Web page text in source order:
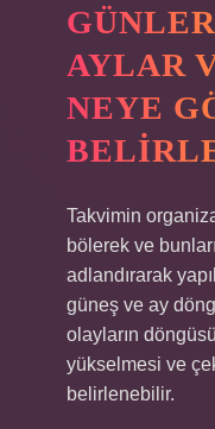
AYLAR
NEYE
Takvimin
bölerek ve
adlandırarak
güneş ve ay
olayların
yükselmesi ve
belirlenebilir.